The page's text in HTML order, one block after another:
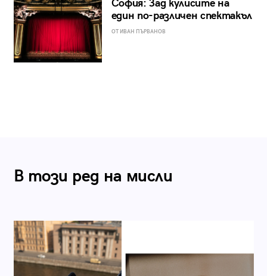
София: Зад кулисите на
един по-различен спектакъл
ОТ ИВАН ПЪРВАНОВ
В този ред на мисли